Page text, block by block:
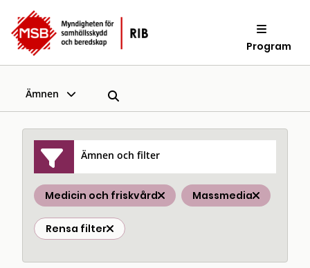
Program
Ämnen
Ämnen och filter
Medicin och friskvård Massmedia
Rensa filter